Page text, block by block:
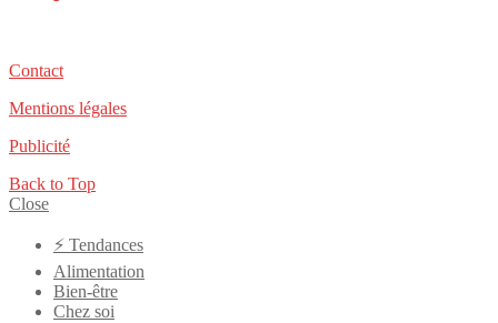
Contact
Mentions légales
Publicité
Back to Top
Close
⚡️ Tendances
Alimentation
Bien-être
Chez soi